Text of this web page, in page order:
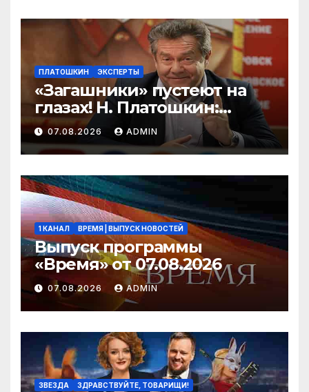
ПЛАТОШКИН ЭКСПЕРТЫ
«Загашники» пустеют на
глазах! Н. Платошкин:
посмотрите, что власть
скрывает за красивыми
отчётами!
07.08.2026 ADMIN
1 КАНАЛ ВРЕМЯ | ВЫПУСК НОВОСТЕЙ
Выпуск программы
«Время» от 07.08.2026
07.08.2026 ADMIN
ЗВЕЗДА ЗДРАВСТВУЙТЕ, ТОВАРИЩИ!